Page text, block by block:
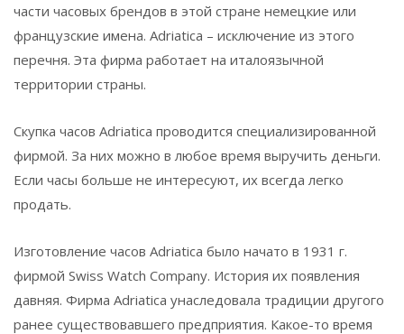
части часовых брендов в этой стране немецкие или
французские имена. Adriatica – исключение из этого
перечня. Эта фирма работает на италоязычной
территории страны.
Скупка часов Adriatica проводится специализированной
фирмой. За них можно в любое время выручить деньги.
Если часы больше не интересуют, их всегда легко
продать.
Изготовление часов Adriatica было начато в 1931 г.
фирмой Swiss Watch Company. История их появления
давняя. Фирма Adriatica унаследовала традиции другого
ранее существовавшего предприятия. Какое-то время